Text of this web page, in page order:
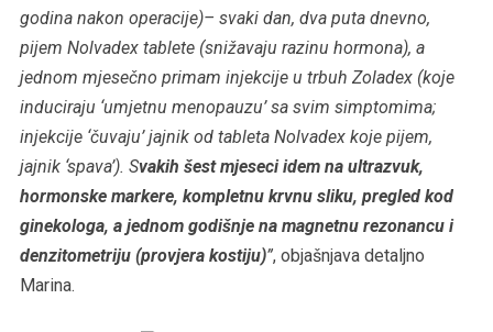
godina nakon operacije)– svaki dan, dva puta dnevno,
pijem Nolvadex tablete (snižavaju razinu hormona), a
jednom mjesečno primam injekcije u trbuh Zoladex (koje
induciraju ‘umjetnu menopauzu’ sa svim simptomima;
injekcije ‘čuvaju’ jajnik od tableta Nolvadex koje pijem,
jajnik ‘spava’). Svakih šest mjeseci idem na ultrazvuk,
hormonske markere, kompletnu krvnu sliku, pregled kod
ginekologa, a jednom godišnje na magnetnu rezonancu i
denzitometriju (provjera kostiju)”, objašnjava detaljno
Marina.